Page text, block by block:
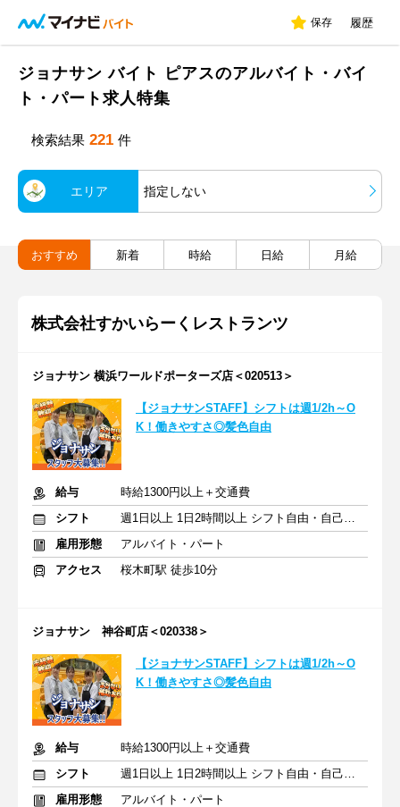
保存 履歴
ジョナサン バイト ピアスのアルバイト・バイ
ト・パート求人特集
検索結果 221 件
エリア 指定しない
おすすめ 新着 時給 日給 月給
株式会社すかいらーくレストランツ
ジョナサン 横浜ワールドポーターズ店＜020513＞
【ジョナサンSTAFF】シフトは週1/2h～O
K！働きやすさ◎髪色自由
給与
時給1300円以上＋交通費
シフト
週1日以上 1日2時間以上 シフト自由・自己申告
雇用形態
アルバイト・パート
アクセス
桜木町駅 徒歩10分
ジョナサン 神谷町店＜020338＞
【ジョナサンSTAFF】シフトは週1/2h～O
K！働きやすさ◎髪色自由
給与
時給1300円以上＋交通費
シフト
週1日以上 1日2時間以上 シフト自由・自己申告
雇用形態
アルバイト・パート